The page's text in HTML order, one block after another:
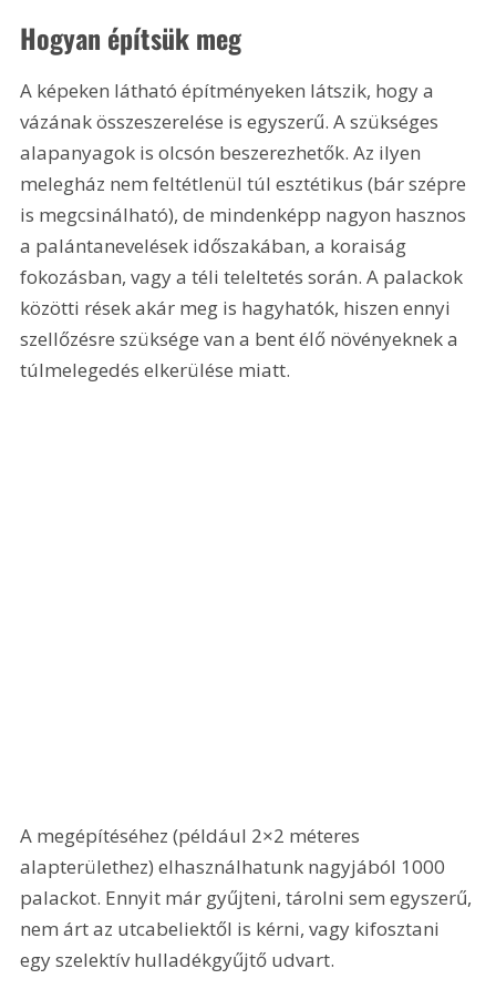
Hogyan építsük meg
A képeken látható építményeken látszik, hogy a
vázának összeszerelése is egyszerű. A szükséges
alapanyagok is olcsón beszerezhetők. Az ilyen
melegház nem feltétlenül túl esztétikus (bár szépre
is megcsinálható), de mindenképp nagyon hasznos
a palántanevelések időszakában, a koraiság
fokozásban, vagy a téli teleltetés során. A palackok
közötti rések akár meg is hagyhatók, hiszen ennyi
szellőzésre szüksége van a bent élő növényeknek a
túlmelegedés elkerülése miatt.
A megépítéséhez (például 2×2 méteres
alapterülethez) elhasználhatunk nagyjából 1000
palackot. Ennyit már gyűjteni, tárolni sem egyszerű,
nem árt az utcabeliektől is kérni, vagy kifosztani
egy szelektív hulladékgyűjtő udvart.